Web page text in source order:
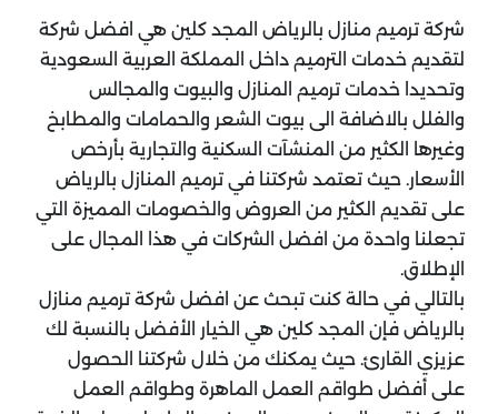
شركة ترميم منازل بالرياض المجد كلين هي افضل شركة
لتقديم خدمات الترميم داخل المملكة العربية السعودية
وتحديدا خدمات ترميم المنازل والبيوت والمجالس
والفلل بالاضافة الى بيوت الشعر والحمامات والمطابخ
وغيرها الكثير من المنشآت السكنية والتجارية بأرخص
الأسعار. حيث تعتمد شركتنا في ترميم المنازل بالرياض
على تقديم الكثير من العروض والخصومات المميزة التي
تجعلنا واحدة من افضل الشركات في هذا المجال على
الإطلاق.
بالتالي في حالة كنت تبحث عن افضل شركة ترميم منازل
بالرياض فإن المجد كلين هي الخيار الأفضل بالنسبة لك
عزيزي القارئ. حيث يمكنك من خلال شركتنا الحصول
على أفضل طواقم العمل الماهرة وطواقم العمل